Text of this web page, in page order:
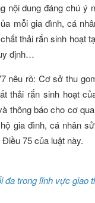
nội dung đáng chú ý
mỗi gia đình, cá
thải rắn sinh hoạt
định…
nêu rõ: Cơ sở thu
thải rắn sinh hoạt
thông báo cho cơ
gia đình, cá nhân
75 của luật này.
đa trong lĩnh vực giao